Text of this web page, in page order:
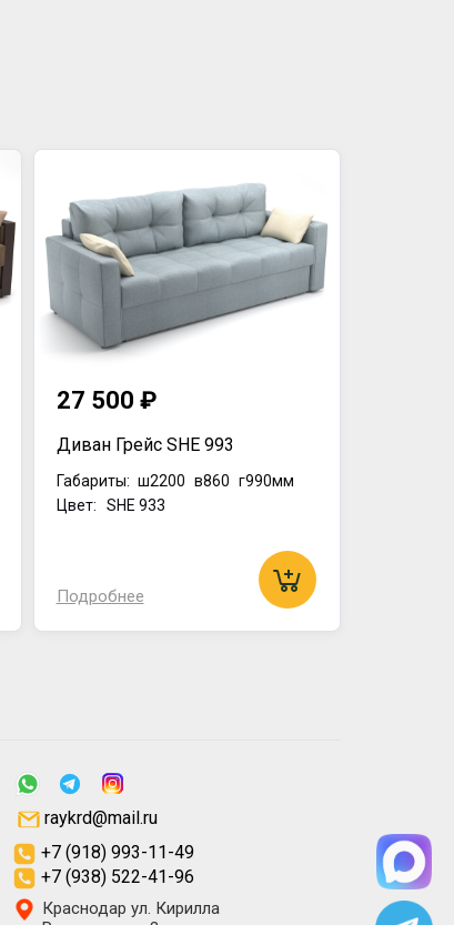
27 500 ₽
Диван Грейс SHE 993
Габариты: ш2200 в860 г990мм
Цвет: SHE 933
Подробнее
Краснодар ул. Кирилла
+7 (918) 993-11-49
+7 (938) 522-41-96
raykrd@mail.ru